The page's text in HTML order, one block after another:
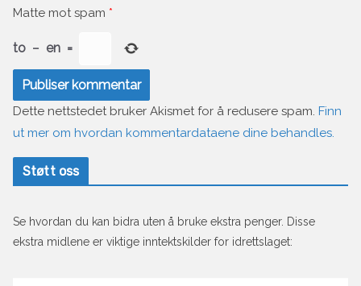
Matte mot spam *
to − en =
Dette nettstedet bruker Akismet for å redusere spam. Finn
ut mer om hvordan kommentardataene dine behandles.
Støtt oss
Se hvordan du kan bidra uten å bruke ekstra penger. Disse
ekstra midlene er viktige inntektskilder for idrettslaget: